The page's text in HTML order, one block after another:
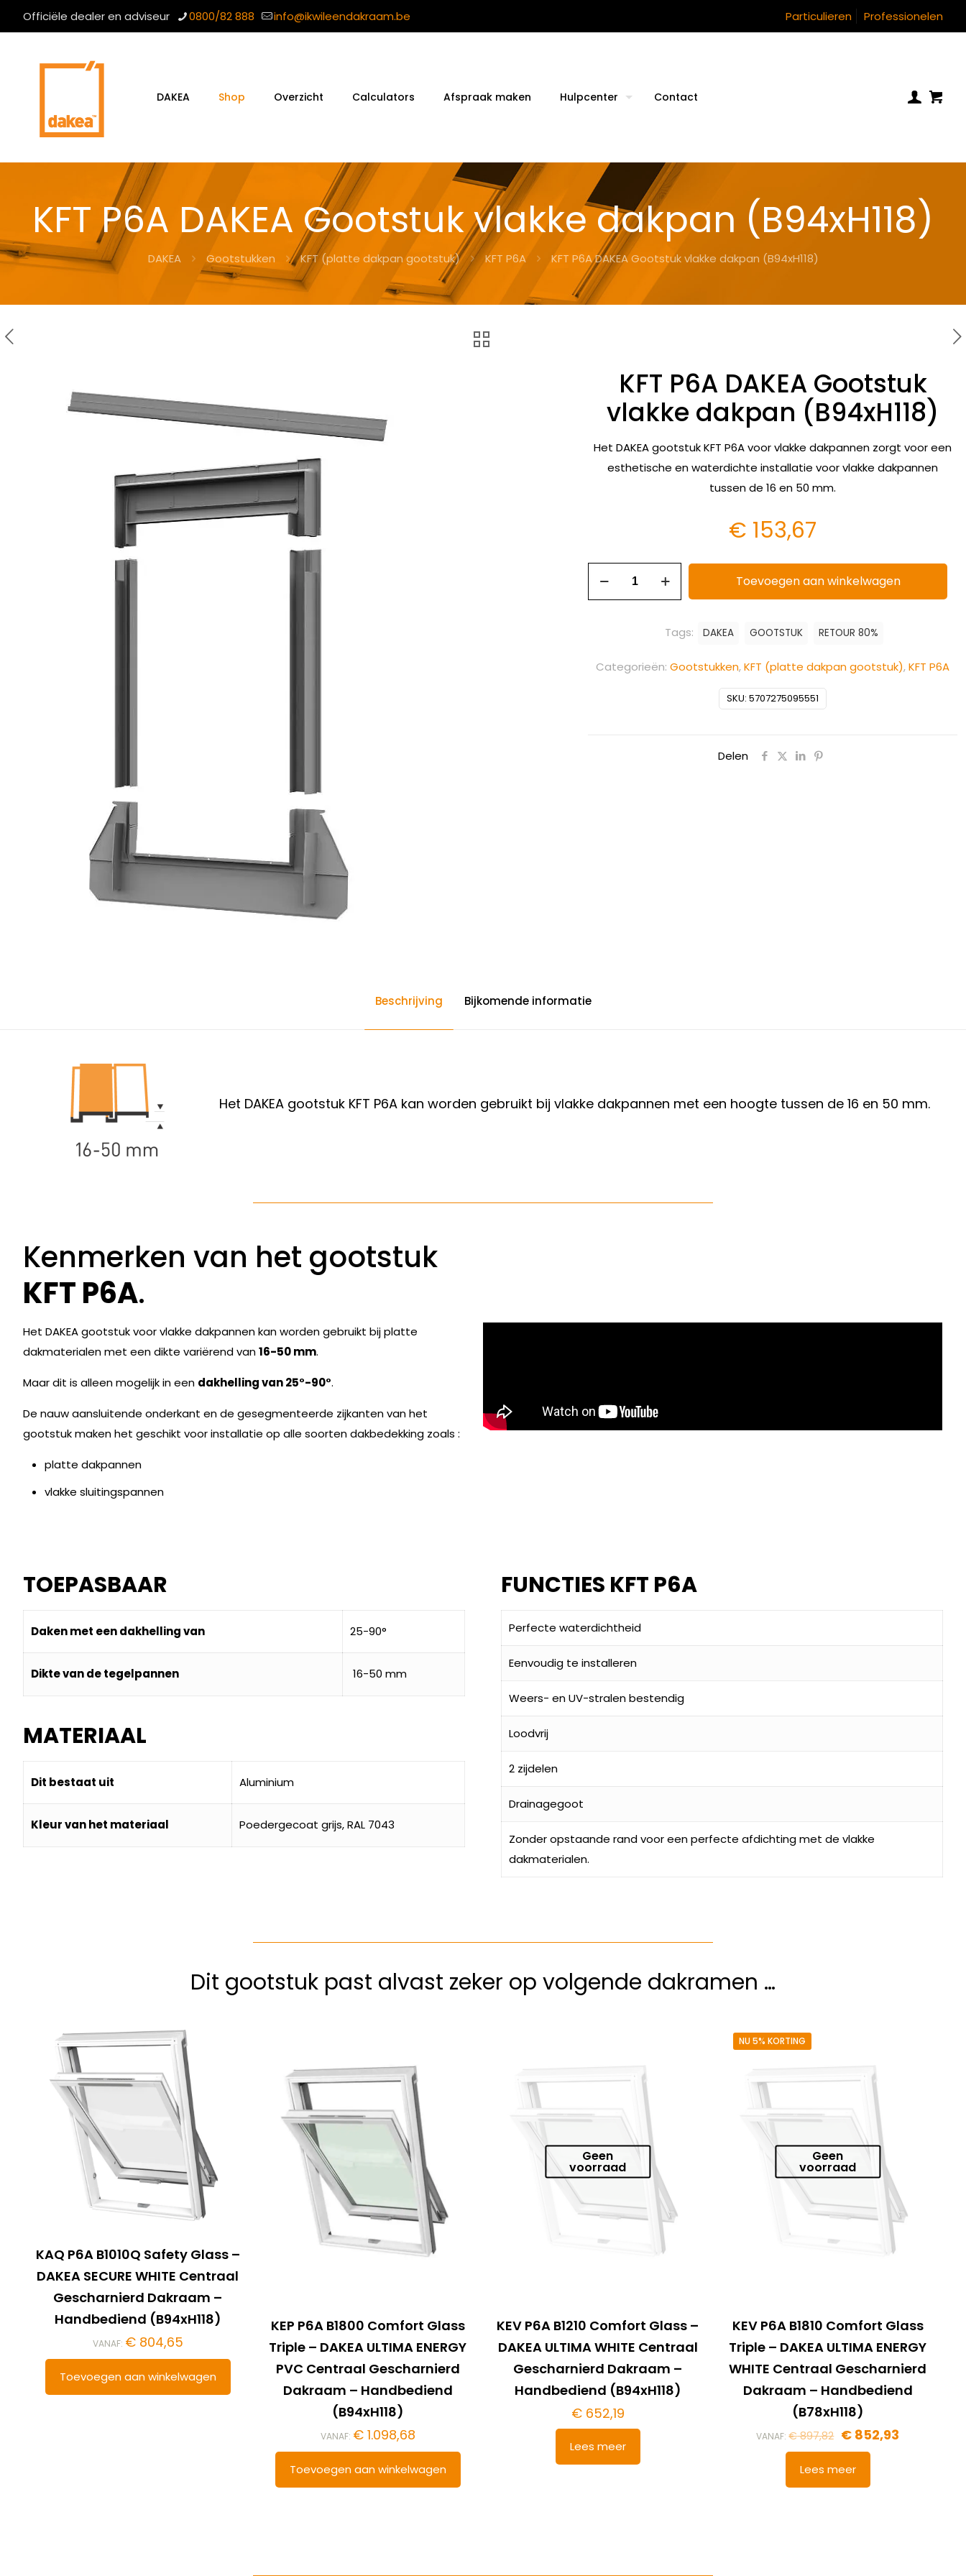
Officiële dealer en adviseur 0800/82 888 info@ikwileendakraam.be Particulieren Professionelen
DAKEA Shop Overzicht Calculators Afspraak maken Hulpcenter Contact
KFT P6A DAKEA Gootstuk vlakke dakpan (B94xH118)
DAKEA Gootstukken KFT (platte dakpan gootstuk) KFT P6A KFT P6A DAKEA Gootstuk vlakke dakpan (B94xH118)
KFT P6A DAKEA Gootstuk
vlakke dakpan (B94xH118)
Het DAKEA gootstuk KFT P6A voor vlakke dakpannen zorgt voor een
esthetische en waterdichte installatie voor vlakke dakpannen
tussen de 16 en 50 mm.
€ 153,67
Toevoegen aan winkelwagen
SKU:5707275095551
Categorieën:Gootstukken,KFT (platte dakpan gootstuk),KFT P6A
Tags: DAKEA GOOTSTUK RETOUR 80%
Delen
Beschrijving Bijkomende informatie
Het DAKEA gootstuk KFT P6A kan worden gebruikt bij vlakke dakpannen met een hoogte tussen de 16 en 50 mm.
Kenmerken van het gootstuk
KFT P6A.
Het DAKEA gootstuk voor vlakke dakpannen kan worden gebruikt bij platte
dakmaterialen met een dikte variërend van16-50 mm.
Maar dit is alleen mogelijk in een dakhelling van 25°-90°.
De nauw aansluitende onderkant en de gesegmenteerde zijkanten van het
gootstuk maken het geschikt voor installatie op alle soorten dakbedekking zoals :
platte dakpannen
vlakke sluitingspannen
TOEPASBAAR
Daken met een dakhelling van 25-90°
Dikte van de tegelpannen 16-50 mm
MATERIAAL
Dit bestaat uit Aluminium
Kleur van het materiaal Poedergecoat grijs, RAL 7043
FUNCTIES KFT P6A
Perfecte waterdichtheid
Eenvoudig te installeren
Weers- en UV-stralen bestendig
Loodvrij
2 zijdelen
Drainagegoot
Zonder opstaande rand voor een perfecte afdichting met de vlakke
dakmaterialen.
Dit gootstuk past alvast zeker op volgende dakramen …
KAQ P6A B1010Q Safety Glass –
DAKEA SECURE WHITE Centraal
Gescharnierd Dakraam –
Handbediend (B94xH118)
VANAF: €804,65
Toevoegen aan winkelwagen
KEP P6A B1800 Comfort Glass
Triple – DAKEA ULTIMA ENERGY
PVC Centraal Gescharnierd
Dakraam – Handbediend
(B94xH118)
VANAF: €1.098,68
Toevoegen aan winkelwagen
Geen
voorraad
KEV P6A B1210 Comfort Glass –
DAKEA ULTIMA WHITE Centraal
Gescharnierd Dakraam –
Handbediend (B94xH118)
€652,19
Lees meer
NU 5% KORTING
Geen
voorraad
KEV P6A B1810 Comfort Glass
Triple – DAKEA ULTIMA ENERGY
WHITE Centraal Gescharnierd
Dakraam – Handbediend
(B78xH118)
VANAF:€897,82 € 852,93
Lees meer